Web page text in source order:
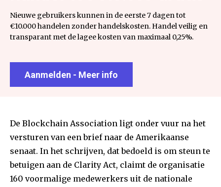
Nieuwe gebruikers kunnen in de eerste 7 dagen tot
€10.000 handelen zonder handelskosten. Handel veilig en
transparant met de lagee kosten van maximaal 0,25%.
Aanmelden - Meer info
De Blockchain Association ligt onder vuur na het
versturen van een brief naar de Amerikaanse
senaat. In het schrijven, dat bedoeld is om steun te
betuigen aan de Clarity Act, claimt de organisatie
160 voormalige medewerkers uit de nationale